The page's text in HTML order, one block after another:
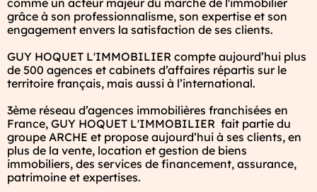
grâce à son professionnalisme, son expertise et son
engagement envers la satisfaction de ses clients.
GUY HOQUET L'IMMOBILIER compte aujourd’hui plus
de 500 agences et cabinets d’affaires répartis sur le
territoire français, mais aussi à l’international.
3ème réseau d’agences immobilières franchisées en
France, GUY HOQUET L'IMMOBILIER  fait partie du
groupe ARCHE et propose aujourd’hui à ses clients, en
plus de la vente, location et gestion de biens
immobiliers, des services de financement, assurance,
patrimoine et expertises.